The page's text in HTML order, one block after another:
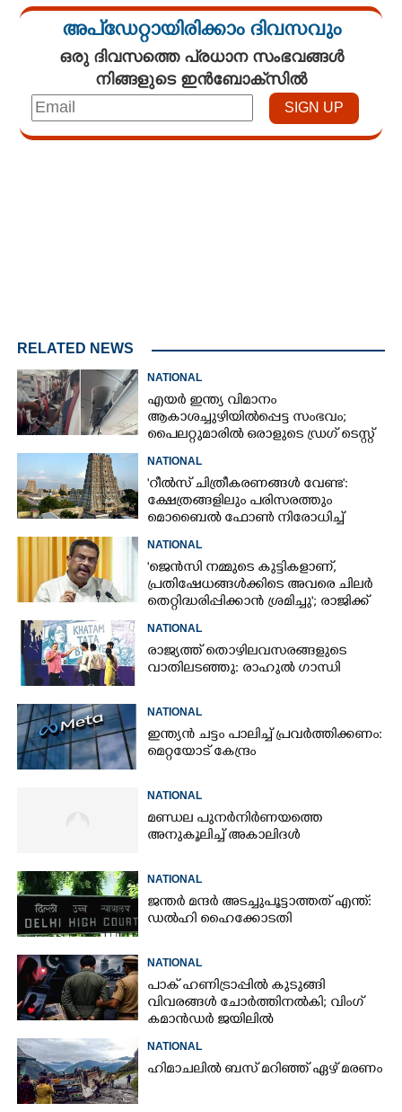
അപ്ഡേറ്റായിരിക്കാം ദിവസവും
ഒരു ദിവസത്തെ പ്രധാന സംഭവങ്ങൾ
നിങ്ങളുടെ ഇൻബോക്സിൽ
RELATED NEWS
NATIONAL
എയർ ഇന്ത്യ വിമാനം
ആകാശച്ചുഴിയിൽപ്പെട്ട സംഭവം;
പൈലറ്റുമാരിൽ ഒരാളുടെ ഡ്രഗ് ടെസ്റ്റ്
NATIONAL
'റീൽസ് ചിത്രീകരണങ്ങൾ വേണ്ട':
ക്ഷേത്രങ്ങളിലും പരിസരത്തും
മൊബൈൽ ഫോൺ നിരോധിച്ച്
NATIONAL
'ജെൻസി നമ്മുടെ കുട്ടികളാണ്,
പ്രതിഷേധങ്ങൾക്കിടെ അവരെ ചിലർ
തെറ്റിദ്ധരിപ്പിക്കാൻ ശ്രമിച്ചു'; രാജിക്ക്
ധർമ്മേന്ദ്ര പ്രധാൻ
NATIONAL
രാജ്യത്ത് തൊഴിലവസരങ്ങളുടെ
വാതിലടഞ്ഞു: രാഹുൽ ഗാന്ധി
NATIONAL
ഇന്ത്യൻ ചട്ടം പാലിച്ച് പ്രവർത്തിക്കണം:
മെറ്റയോട് കേന്ദ്രം
NATIONAL
മണ്ഡല പുനർനിർണയത്തെ
അനുകൂലിച്ച് അകാലിദൾ
NATIONAL
ജന്ത‌‌ർ മന്ദർ അടച്ചുപൂട്ടാത്തത് എന്ത്:
ഡൽഹി ഹൈക്കോടതി
NATIONAL
പാക് ഹണിട്രാപ്പിൽ കുടുങ്ങി
വിവരങ്ങൾ ചോർത്തിനൽകി;​ വിംഗ്
കമാൻഡർ ജയിലിൽ
NATIONAL
ഹിമാചലിൽ ബസ് മറിഞ്ഞ് ഏഴ് മരണം